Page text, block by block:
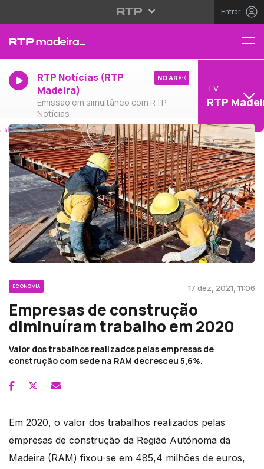
Entrar
RTP Notícias (RTP
Madeira)
Emissão em simultâneo com RTP
Notícias
NO AR
TV
RTP
ECONOMIA 17 dez, 2021, 11:06
Empresas de construção
diminuíram trabalho em 2020
Valor dos trabalhos realizados pelas empresas de
construção com sede na RAM decresceu 5,6%.
Em 2020, o valor dos trabalhos realizados pelas
empresas de construção da Região Autónoma da
Madeira (RAM) fixou-se em 485,4 milhões de euros,